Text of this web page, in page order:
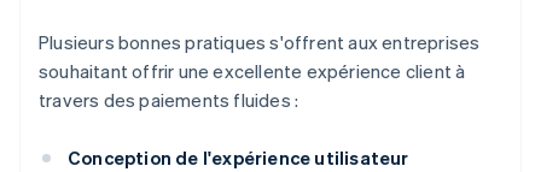
Plusieurs bonnes pratiques s'offrent aux entreprises
souhaitant offrir une excellente expérience client à
travers des paiements fluides :
Conception de l'expérience utilisateur